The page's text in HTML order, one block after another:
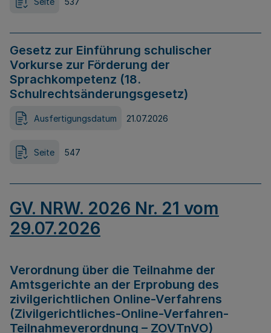
Gesetz zur Einführung schulischer
Vorkurse zur Förderung der
Sprachkompetenz (18.
Schulrechtsänderungsgesetz)
Ausfertigungsdatum 21.07.2026
Seite 547
GV. NRW. 2026 Nr. 21 vom
29.07.2026
Verordnung über die Teilnahme der
Amtsgerichte an der Erprobung des
zivilgerichtlichen Online-Verfahrens
(Zivilgerichtliches-Online-Verfahren-
Teilnahmeverordnung – ZOVTnVO)